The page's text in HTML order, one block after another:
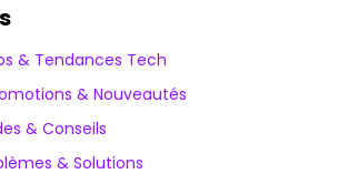
& Tendances Tech
& Nouveautés
& Conseils
& Solutions